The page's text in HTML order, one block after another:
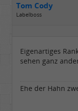
Tom Cody
Labelboss
Dabei seit:
11 /
Eigenartiges
sehen ganz
Ehe der Hahn